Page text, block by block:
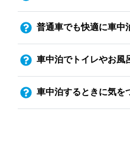
普通車でも快適に車中
車中泊でトイレやお風
車中泊するときに気を